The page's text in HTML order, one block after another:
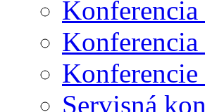
Konferencia
Konferencia
Servisná